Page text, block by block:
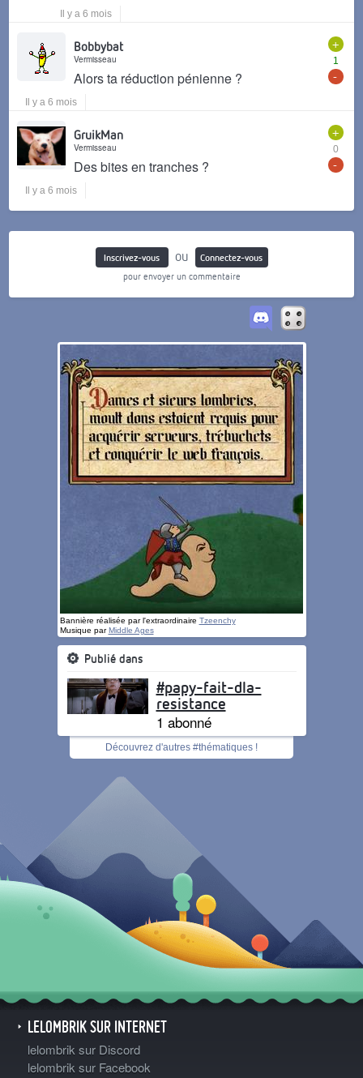
Il y a 6 mois
+
1
-
Bobbybat
Vermisseau
Alors ta réduction pénienne ?
Il y a 6 mois
+
0
-
GruikMan
Vermisseau
Des bites en tranches ?
Il y a 6 mois
Inscrivez-vous ou
Connectez-vous
pour envoyer un commentaire
Bannière réalisée par l'extraordinaire Tzeenchy
Musique parMiddle Ages
Publié dans
#papy-fait-dla-
resistance
1 abonné
Découvrez d'autres #thématiques !
LELOMBRIK SUR INTERNET
lelombrik sur Discord
lelombrik sur Facebook